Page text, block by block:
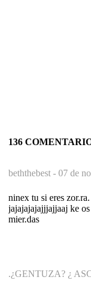
136
beththebest - 07 de
ninex tu si eres
jajajajajajjjajjaaj ke
mier.das
.¿GENTUZA? ¿